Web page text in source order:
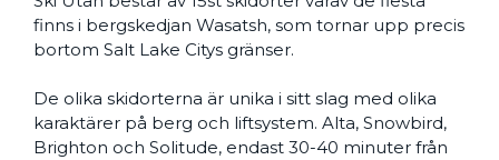
finns i bergskedjan Wasatsh, som tornar upp precis
bortom Salt Lake Citys gränser.
De olika skidorterna är unika i sitt slag med olika
karaktärer på berg och liftsystem. Alta, Snowbird,
Brighton och Solitude, endast 30-40 minuter från